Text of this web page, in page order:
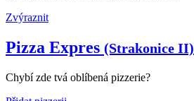
Zvýraznit
Pizza Expres (Strakonice II)
Chybí zde tvá oblíbená pizzerie?